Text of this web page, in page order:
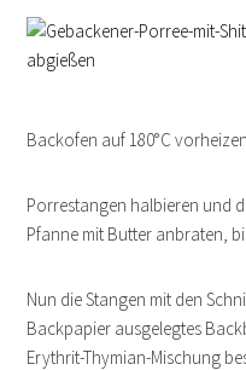
Backofen auf 180°C
Porrestangen halbieren und
Pfanne mit Butter anbraten,
Nun die Stangen mit den
Backpapier ausgelegtes
Erythrit-Thymian-Mischung